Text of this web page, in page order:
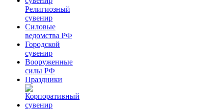
Религиозный
сувенир
Силовые
ведомства РФ
Городской
сувенир
Вооруженные
силы РФ
Праздники